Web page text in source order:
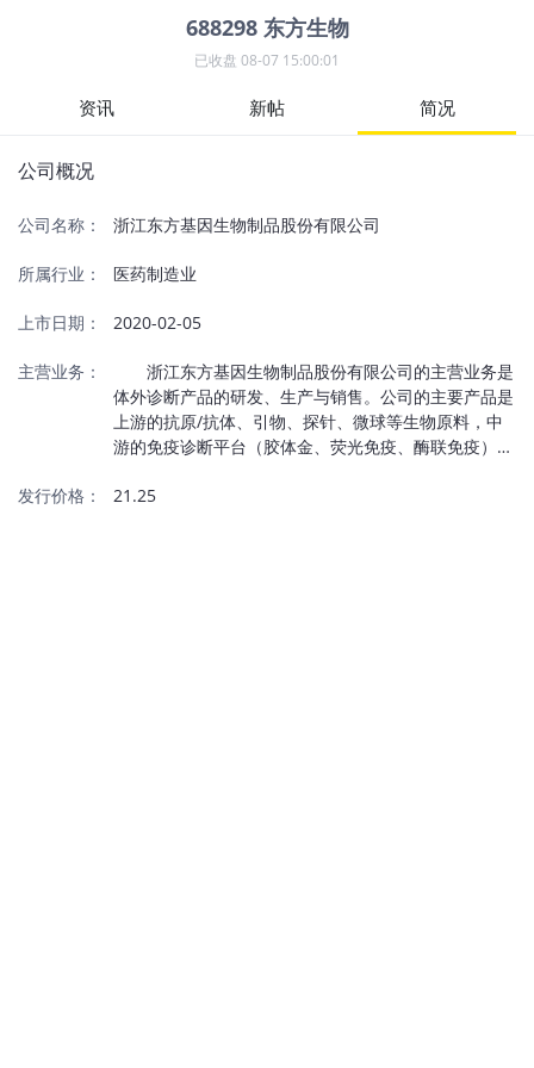
688298 东方生物
已收盘 08-07 15:00:01
资讯 新帖 简况
公司概况
公司名称： 浙江东方基因生物制品股份有限公司
所属行业： 医药制造业
上市日期： 2020-02-05
主营业务：
浙江东方基因生物制品股份有限公司的主营业务是
体外诊断产品的研发、生产与销售。公司的主要产品是
上游的抗原/抗体、引物、探针、微球等生物原料，中
游的免疫诊断平台（胶体金、荧光免疫、酶联免疫）、
荧光（液态芯片）平台、生化诊断平台相关的诊断试剂
发行价格： 21.25